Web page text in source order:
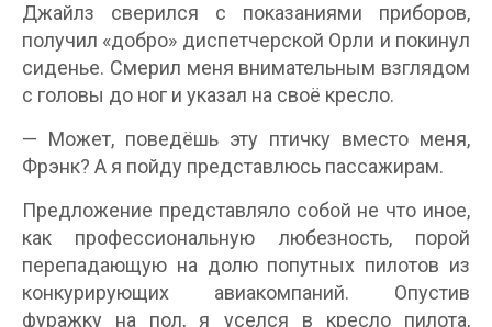
Джайлз сверился с показаниями приборов,
получил «добро» диспетчерской Орли и покинул
сиденье. Смерил меня внимательным взглядом
с головы до ног и указал на своё кресло.
— Может, поведёшь эту птичку вместо меня,
Фрэнк? А я пойду представлюсь пассажирам.
Предложение представляло собой не что иное,
как профессиональную любезность, порой
перепадающую на долю попутных пилотов из
конкурирующих авиакомпаний. Опустив
фуражку на пол, я уселся в кресло пилота,